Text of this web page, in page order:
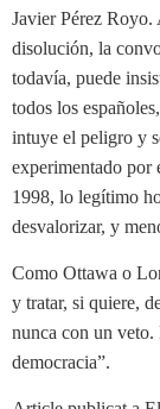
Javier Pérez Royo.
disolución, la
todavía, puede
todos los
intuye el peligro y
experimentado por
1998, lo legítimo
desvalorizar, y
Como Ottawa o
y tratar, si quiere,
nunca con un veto.
democracia”.